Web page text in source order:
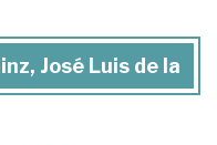
José Luis de la